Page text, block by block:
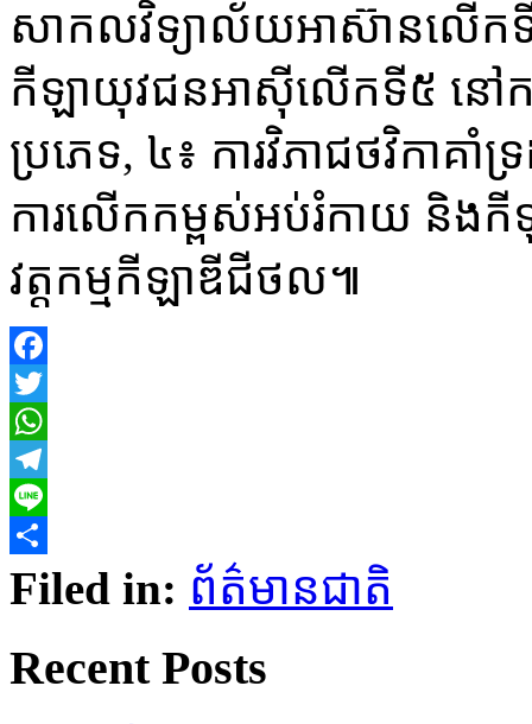
សាកលវិទ្យាល័យអាស៊ានលើក
កីឡាយុវជនអាស៊ីលើកទី៥ នៅក
ប្រភេទ, ៤៖ ការវិភាជថវិកាគ
ការលើកកម្ពស់អប់រំកាយ និងកី
វត្តកម្មកីឡាឌីជីថល៕
Facebook
Twitter
WhatsApp
Telegram
Line
Share
Filed in: ព័ត៌មានជាតិ
Recent Posts